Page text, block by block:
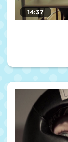
14:37